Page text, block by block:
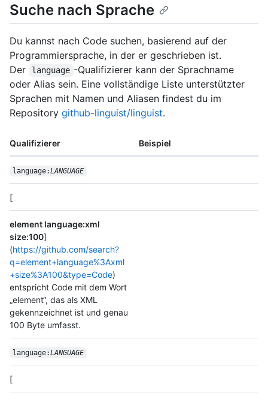
Suche nach Sprache
Du kannst nach Code suchen, basierend auf der
Programmiersprache, in der er geschrieben ist.
Der
language -Qualifizierer kann der Sprachname
oder Alias sein. Eine vollständige Liste unterstützter
Sprachen mit Namen und Aliasen findest du im
Repository github-linguist/linguist.
Qualifizierer Beispiel
language:LANGUAGE
[
element language:xml
size:100]
(https://github.com/search?
q=element+language%3Axml
+size%3A100&type=Code)
entspricht Code mit dem Wort
„element“, das als XML
gekennzeichnet ist und genau
100 Byte umfasst.
language:LANGUAGE
[